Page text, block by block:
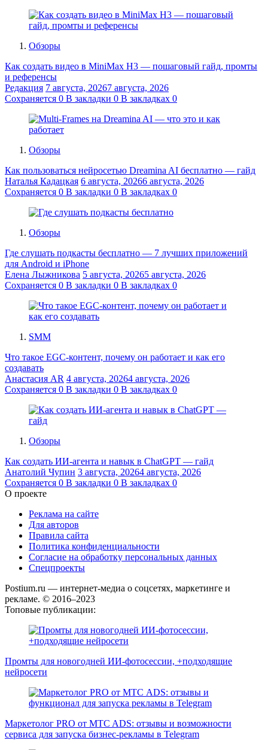
Обзоры
Как создать видео в MiniMax H3 — пошаговый гайд, промты
и референсы
Редакция 7 августа, 20267 августа, 2026
Сохраняется 0 В закладки 0 В закладках 0
Обзоры
Как пользоваться нейросетью Dreamina AI бесплатно — гайд
Наталья Кадацкая 6 августа, 20266 августа, 2026
Сохраняется 0 В закладки 0 В закладках 0
Обзоры
Где слушать подкасты бесплатно — 7 лучших приложений
для Android и iPhone
Елена Лыжникова 5 августа, 20265 августа, 2026
Сохраняется 0 В закладки 0 В закладках 0
SMM
Что такое EGC-контент, почему он работает и как его
создавать
Анастасия AR 4 августа, 20264 августа, 2026
Сохраняется 0 В закладки 0 В закладках 0
Обзоры
Как создать ИИ-агента и навык в ChatGPT — гайд
Анатолий Чупин 3 августа, 20264 августа, 2026
Сохраняется 0 В закладки 0 В закладках 0
О проекте
Реклама на сайте
Для авторов
Правила сайта
Политика конфиденциальности
Согласие на обработку персональных данных
Спецпроекты
Postium.ru — интернет-медиа о соцсетях, маркетинге и
рекламе. © 2016–2023
Топовые публикации:
Промты для новогодней ИИ-фотосессии, +подходящие
нейросети
Маркетолог PRO от MTC ADS: отзывы и возможности
сервиса для запуска бизнес-рекламы в Telegram